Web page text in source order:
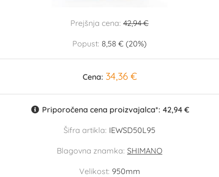
Prejšnja cena: 42,94 €
Popust: 8,58 € (20%)
Cena: 34,36 €
Priporočena cena proizvajalca*: 42,94 €
Šifra artikla: IEWSD50L95
Blagovna znamka: SHIMANO
Velikost: 950mm